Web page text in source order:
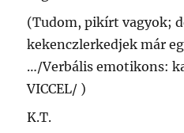
(Tudom, pikírt vagyok;
kekenczlerkedjek már
…/Verbális emotikons:
VICCEL/ )
K.T.